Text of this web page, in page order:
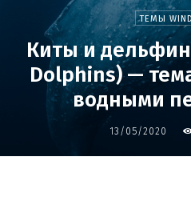
ТЕМЫ
Киты и
Dolphins) —
водными
13/05/2020